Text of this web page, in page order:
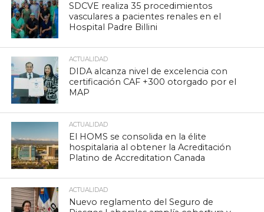
SDCVE realiza 35 procedimientos
vasculares a pacientes renales en el
Hospital Padre Billini
ACTUALIDAD
DIDA alcanza nivel de excelencia con
certificación CAF +300 otorgado por el
MAP
ACTUALIDAD
El HOMS se consolida en la élite
hospitalaria al obtener la Acreditación
Platino de Accreditation Canada
ACTUALIDAD
Nuevo reglamento del Seguro de